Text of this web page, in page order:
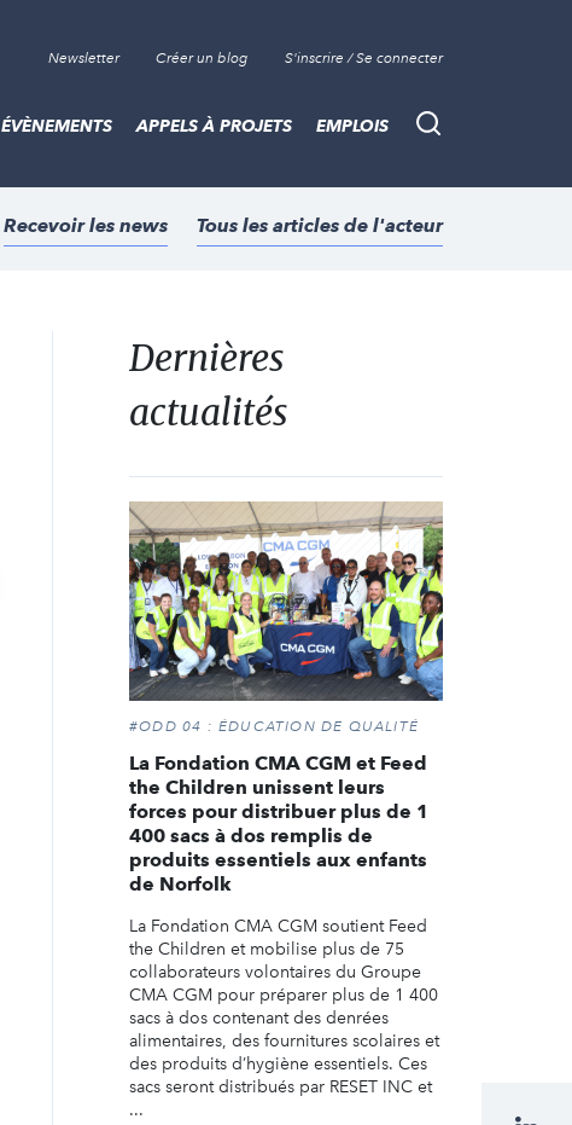
Newsletter Créer un blog S'inscrire / Se connecter
Recherche
ÉVÈNEMENTS APPELS À PROJETS EMPLOIS
Recevoir les news Tous les articles de l'acteur
Dernières
actualités
#ODD 04 : ÉDUCATION DE QUALITÉ
La Fondation CMA CGM et Feed
the Children unissent leurs
forces pour distribuer plus de 1
400 sacs à dos remplis de
produits essentiels aux enfants
de Norfolk
La Fondation CMA CGM soutient Feed
the Children et mobilise plus de 75
collaborateurs volontaires du Groupe
CMA CGM pour préparer plus de 1 400
sacs à dos contenant des denrées
alimentaires, des fournitures scolaires et
des produits d’hygiène essentiels. Ces
sacs seront distribués par RESET INC et
...